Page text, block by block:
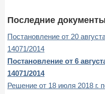
Последние
Постановление от 20
14071/2014
Постановление от 6
14071/2014
Решение от 18 июля 2018 г.